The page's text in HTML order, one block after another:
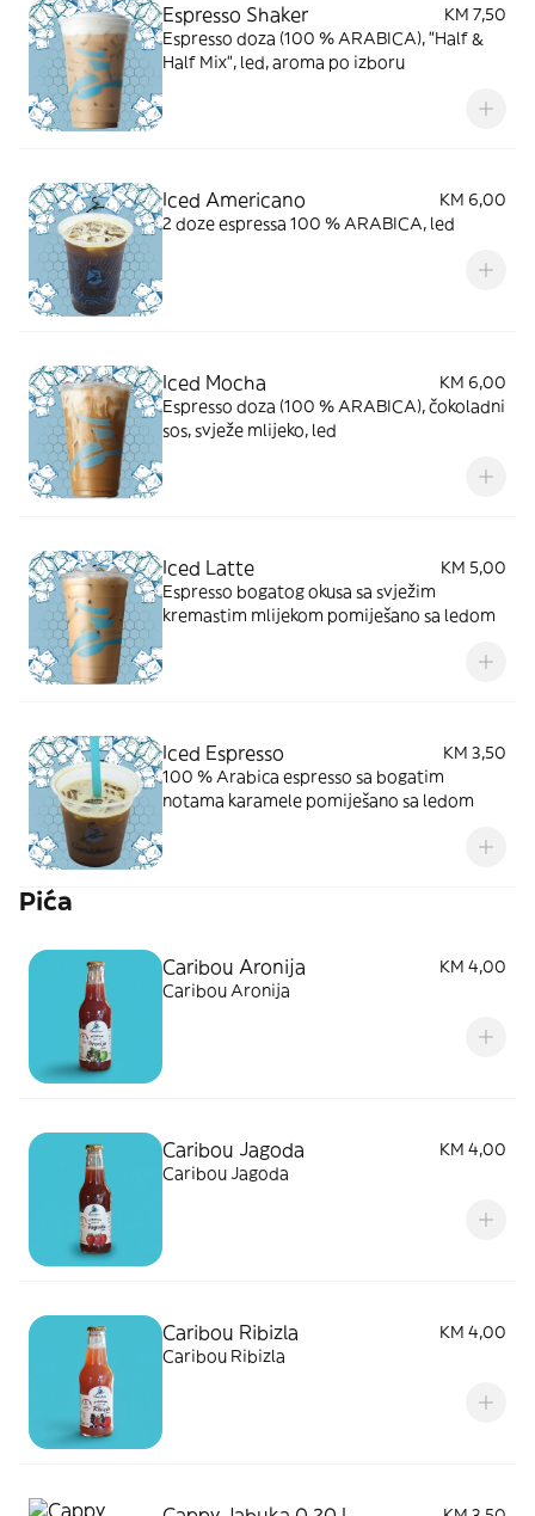
Espresso Shaker
KM 7,50
Espresso doza (100 % ARABICA), "Half &
Half Mix", led, aroma po izboru
Iced Americano
KM 6,00
2 doze espressa 100 % ARABICA, led
Iced Mocha
KM 6,00
Espresso doza (100 % ARABICA), čokoladni
sos, svježe mlijeko, led
Iced Latte
KM 5,00
Espresso bogatog okusa sa svježim
kremastim mlijekom pomiješano sa ledom
Iced Espresso
KM 3,50
100 % Arabica espresso sa bogatim
notama karamele pomiješano sa ledom
Pića
Caribou Aronija
KM 4,00
Caribou Aronija
Caribou Jagoda
KM 4,00
Caribou Jagoda
Caribou Ribizla
KM 4,00
Caribou Ribizla